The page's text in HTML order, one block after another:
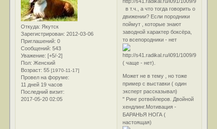
Откуда: Якутск
Зарегистрирован: 2012-03-06
Приглашений: 0
Сообщений: 543
Уважение: [+5/-2]
Пол: Женский
Возраст: 55[1970-11-17]
Провел на форуме:
11 дней 19 часов
Последний визит:
2017-05-20 02:05
в т.ч., а что тогда говорить о
движении? Если породники
поймут , которые знают
заводной характер боксёра,
то всепородники - нет
( чаще - нет).
Может не в тему , но тоже
пример с выставки ( один
эксперт рассказывал)
" Ринг ротвейлеров. Двойной
хендлинг.Мотивация -
БАРАНЬЯ НОГА (
настоящая)